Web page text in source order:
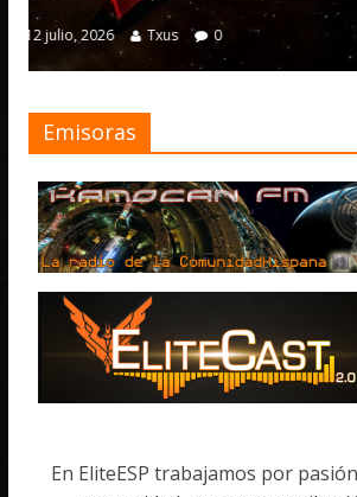
4 julio, 2026 Txus
Emisoras
En EliteESP trabajamos por